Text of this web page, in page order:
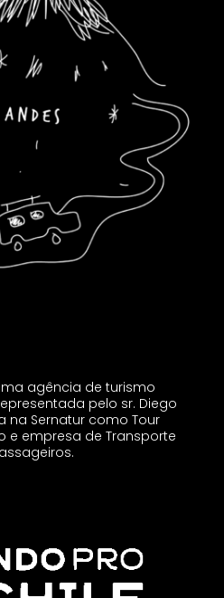
agência de turismo
pelo sr. Diego
na Sernatur como Tour
e empresa de Transporte